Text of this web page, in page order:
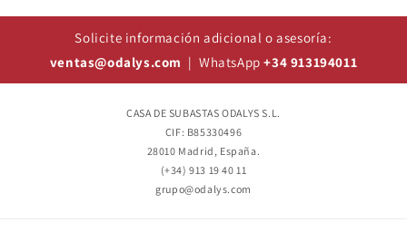
Solicite información adicional o asesoría:
ventas@odalys.com | WhatsApp+34 913194011
CASA DE SUBASTAS ODALYS S.L.
CIF: B85330496
28010 Madrid, España.
(+34) 913 19 40 11
grupo@odalys.com